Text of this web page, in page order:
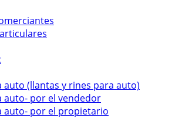
(llantas y rines para auto)
auto- por el vendedor
auto- por el propietario